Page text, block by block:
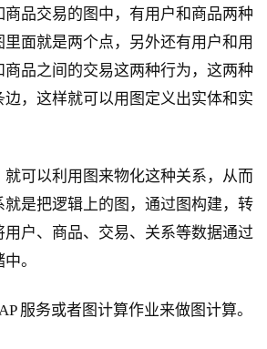
品交易的图中，有用户和商品两种
面就是两个点，另外还有用户和用
品之间的交易这两种行为，这两种
，这样就可以用图定义出实体和实
可以利用图来物化这种关系，从而
是把逻辑上的图，通过图构建，转
用户、商品、交易、关系等数据通过
。
服务或者图计算作业来做图计算。